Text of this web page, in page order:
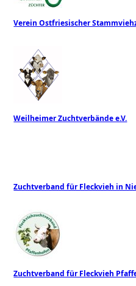
Verein Ostfriesischer
Weilheimer Zuchtverbände e.V.
Zuchtverband für Fleckvieh in
Zuchtverband für Fleckvieh